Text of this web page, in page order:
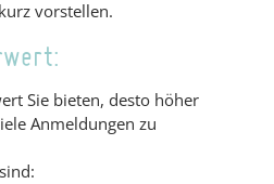
vorstellen.
Sie bieten, desto höher
Anmeldungen zu